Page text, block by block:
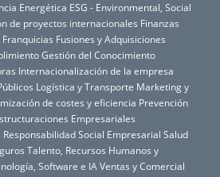
Energética ESG - Environmental, Social
de proyectos internacionales Finanzas
Franquicias Fusiones y Adquisiciones
Gestión del Conocimiento
Internacionalización de la empresa
Logística y Transporte Marketing y
de costes y eficiencia Prevención
Empresariales
Responsabilidad Social Empresarial Salud
Talento, Recursos Humanos y
Software e IA Ventas y Comercial